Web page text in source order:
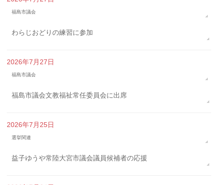
福島市議会
わらじおどりの練習に参加
2026年7月27日
福島市議会
福島市議会文教福祉常任委員会に出席
2026年7月25日
選挙関連
益子ゆうや常陸大宮市議会議員候補者の応援